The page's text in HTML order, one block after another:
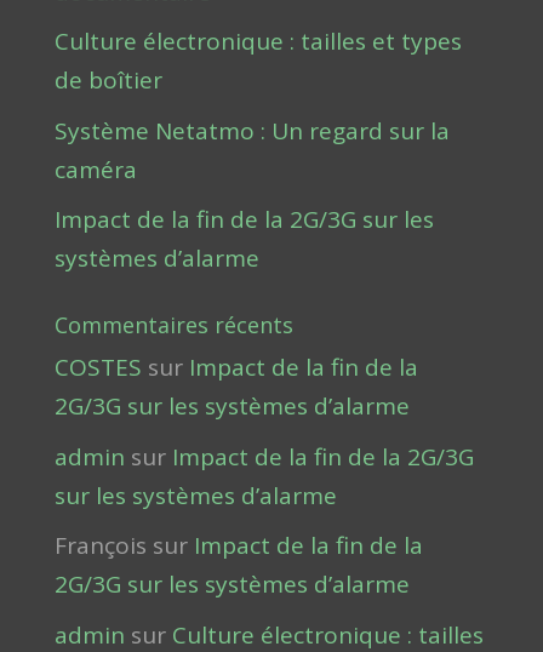
Culture électronique : tailles et types
de boîtier
Système Netatmo : Un regard sur la
caméra
Impact de la fin de la 2G/3G sur les
systèmes d’alarme
Commentaires récents
COSTES sur Impact de la fin de la
2G/3G sur les systèmes d’alarme
admin sur Impact de la fin de la 2G/3G
sur les systèmes d’alarme
François sur Impact de la fin de la
2G/3G sur les systèmes d’alarme
admin sur Culture électronique : tailles